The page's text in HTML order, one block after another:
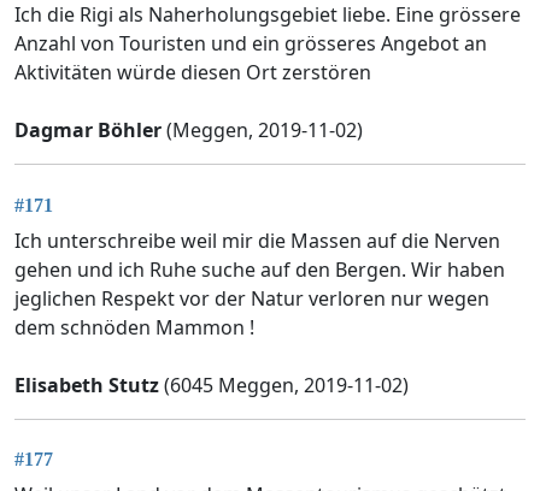
Ich die Rigi als Naherholungsgebiet liebe. Eine grössere
Anzahl von Touristen und ein grösseres Angebot an
Aktivitäten würde diesen Ort zerstören
Dagmar Böhler(Meggen, 2019-11-02)
#171
Ich unterschreibe weil mir die Massen auf die Nerven
gehen und ich Ruhe suche auf den Bergen. Wir haben
jeglichen Respekt vor der Natur verloren nur wegen
dem schnöden Mammon !
Elisabeth Stutz(6045 Meggen, 2019-11-02)
#177